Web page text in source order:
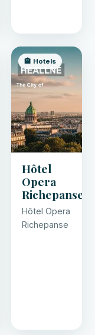
🏨 Hotels
Hôtel
Opera
Richepanse
Hôtel Opera
Richepanse